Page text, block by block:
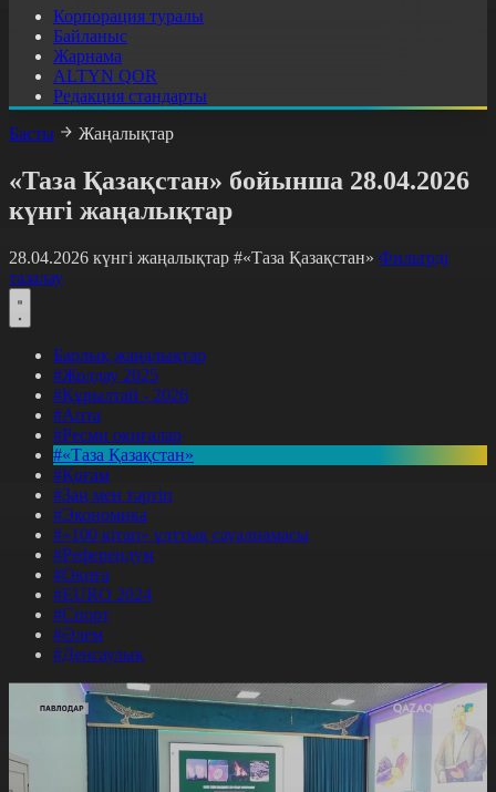
Корпорация туралы
Байланыс
Жарнама
ALTYN QOR
Редакция стандарты
Басты
Жаңалықтар
«Таза Қазақстан» бойынша 28.04.2026
күнгі жаңалықтар
28.04.2026 күнгі жаңалықтар #«Таза Қазақстан» Фильтрді
тазалау
Барлық жаңалықтар
#Жолдау 2025
#Құрылтай - 2026
#Апта
#Ресми оқиғалар
#«Таза Қазақстан»
#Қоғам
#Заң мен тәртіп
#Экономика
#«100 кітап» ұлттық сауалнамасы
#Референдум
#Оқиға
#EURO 2024
#Спорт
#Әлем
#Денсаулық